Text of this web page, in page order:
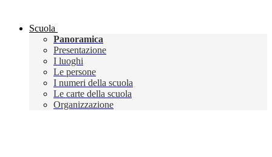
Scuola
Panoramica
Presentazione
I luoghi
Le persone
I numeri della scuola
Le carte della scuola
Organizzazione